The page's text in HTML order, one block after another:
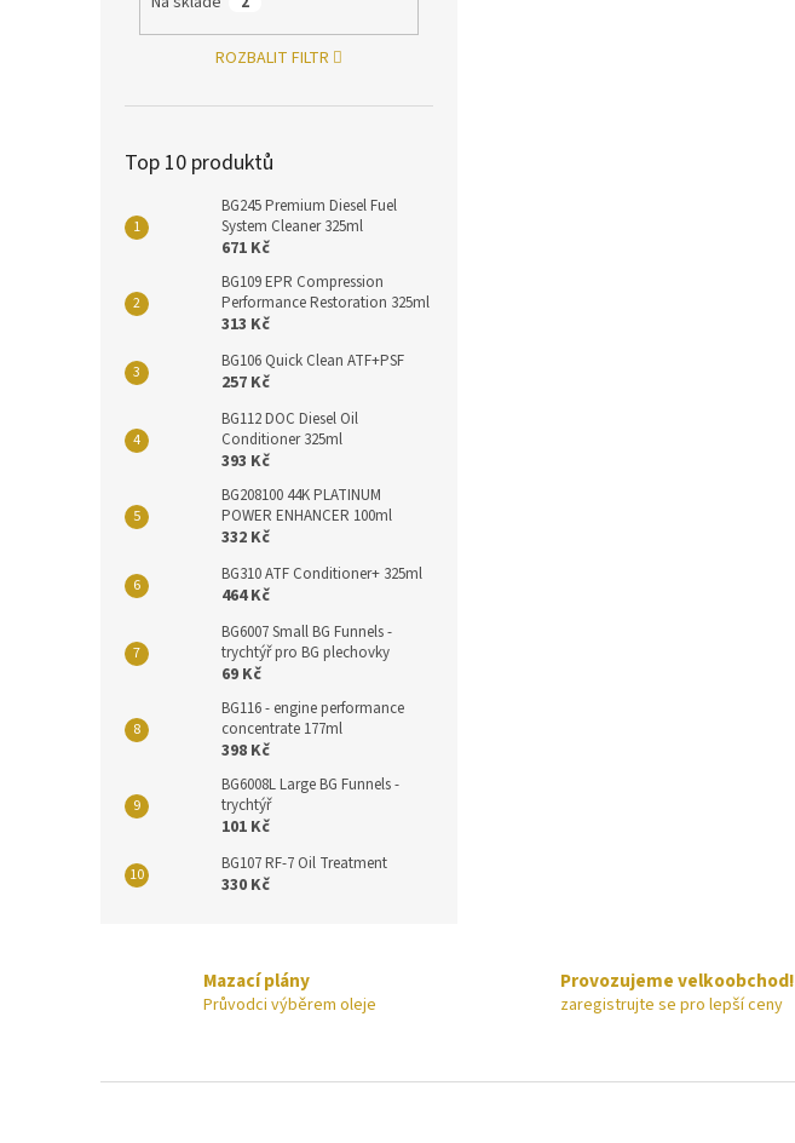
ROZBALIT FILTR
Top 10 produktů
BG245 Premium Diesel Fuel
System Cleaner 325ml
671 Kč
BG109 EPR Compression
Performance Restoration 325ml
313 Kč
BG106 Quick Clean ATF+PSF
257 Kč
BG112 DOC Diesel Oil
Conditioner 325ml
393 Kč
BG208100 44K PLATINUM
POWER ENHANCER 100ml
332 Kč
BG310 ATF Conditioner+ 325ml
464 Kč
BG6007 Small BG Funnels -
trychtýř pro BG plechovky
69 Kč
BG116 - engine performance
concentrate 177ml
398 Kč
BG6008L Large BG Funnels -
trychtýř
101 Kč
BG107 RF-7 Oil Treatment
330 Kč
Mazací plány
Průvodci výběrem oleje
Provozujeme velkoobchod!
zaregistrujte se pro lepší ceny